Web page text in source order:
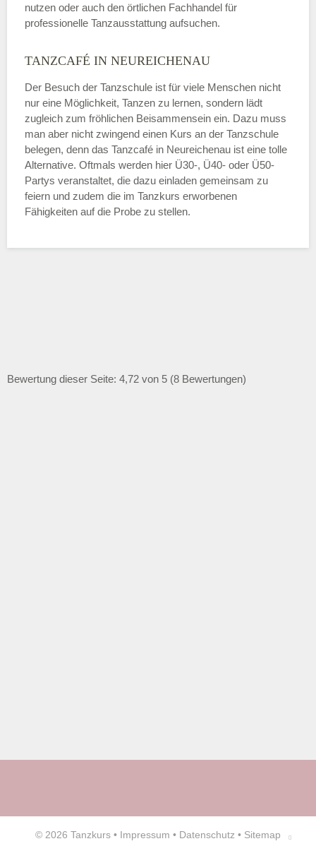
nutzen oder auch den örtlichen Fachhandel für
professionelle Tanzausstattung aufsuchen.
TANZCAFÉ IN NEUREICHENAU
Der Besuch der Tanzschule ist für viele Menschen nicht
nur eine Möglichkeit, Tanzen zu lernen, sondern lädt
zugleich zum fröhlichen Beisammensein ein. Dazu muss
man aber nicht zwingend einen Kurs an der Tanzschule
belegen, denn das Tanzcafé in Neureichenau ist eine tolle
Alternative. Oftmals werden hier Ü30-, Ü40- oder Ü50-
Partys veranstaltet, die dazu einladen gemeinsam zu
feiern und zudem die im Tanzkurs erworbenen
Fähigkeiten auf die Probe zu stellen.
Bewertung dieser Seite: 4,72 von 5 (8 Bewertungen)
© 2026 Tanzkurs • Impressum • Datenschutz • Sitemap